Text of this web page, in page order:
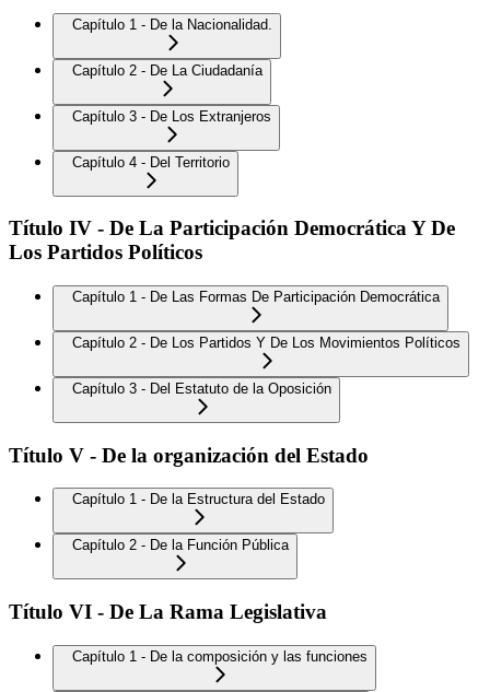
Capítulo 1 - De la Nacionalidad.
Capítulo 2 - De La Ciudadanía
Capítulo 3 - De Los Extranjeros
Capítulo 4 - Del Territorio
Título IV - De La Participación Democrática Y De
Los Partidos Políticos
Capítulo 1 - De Las Formas De Participación Democrática
Capítulo 2 - De Los Partidos Y De Los Movimientos Políticos
Capítulo 3 - Del Estatuto de la Oposición
Título V - De la organización del Estado
Capítulo 1 - De la Estructura del Estado
Capítulo 2 - De la Función Pública
Título VI - De La Rama Legislativa
Capítulo 1 - De la composición y las funciones